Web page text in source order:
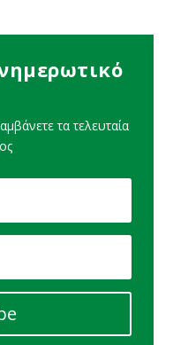
τα τελευταία